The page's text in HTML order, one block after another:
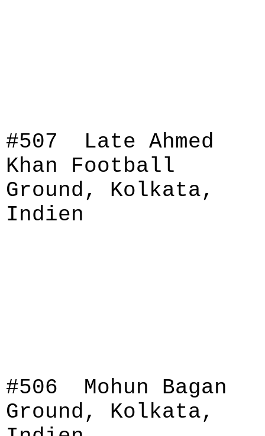
#507 Late Ahmed
Khan Football
Ground, Kolkata,
Indien
#506 Mohun Bagan
Ground, Kolkata,